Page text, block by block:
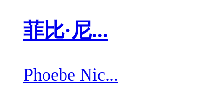
菲比·尼...
Phoebe Nic...